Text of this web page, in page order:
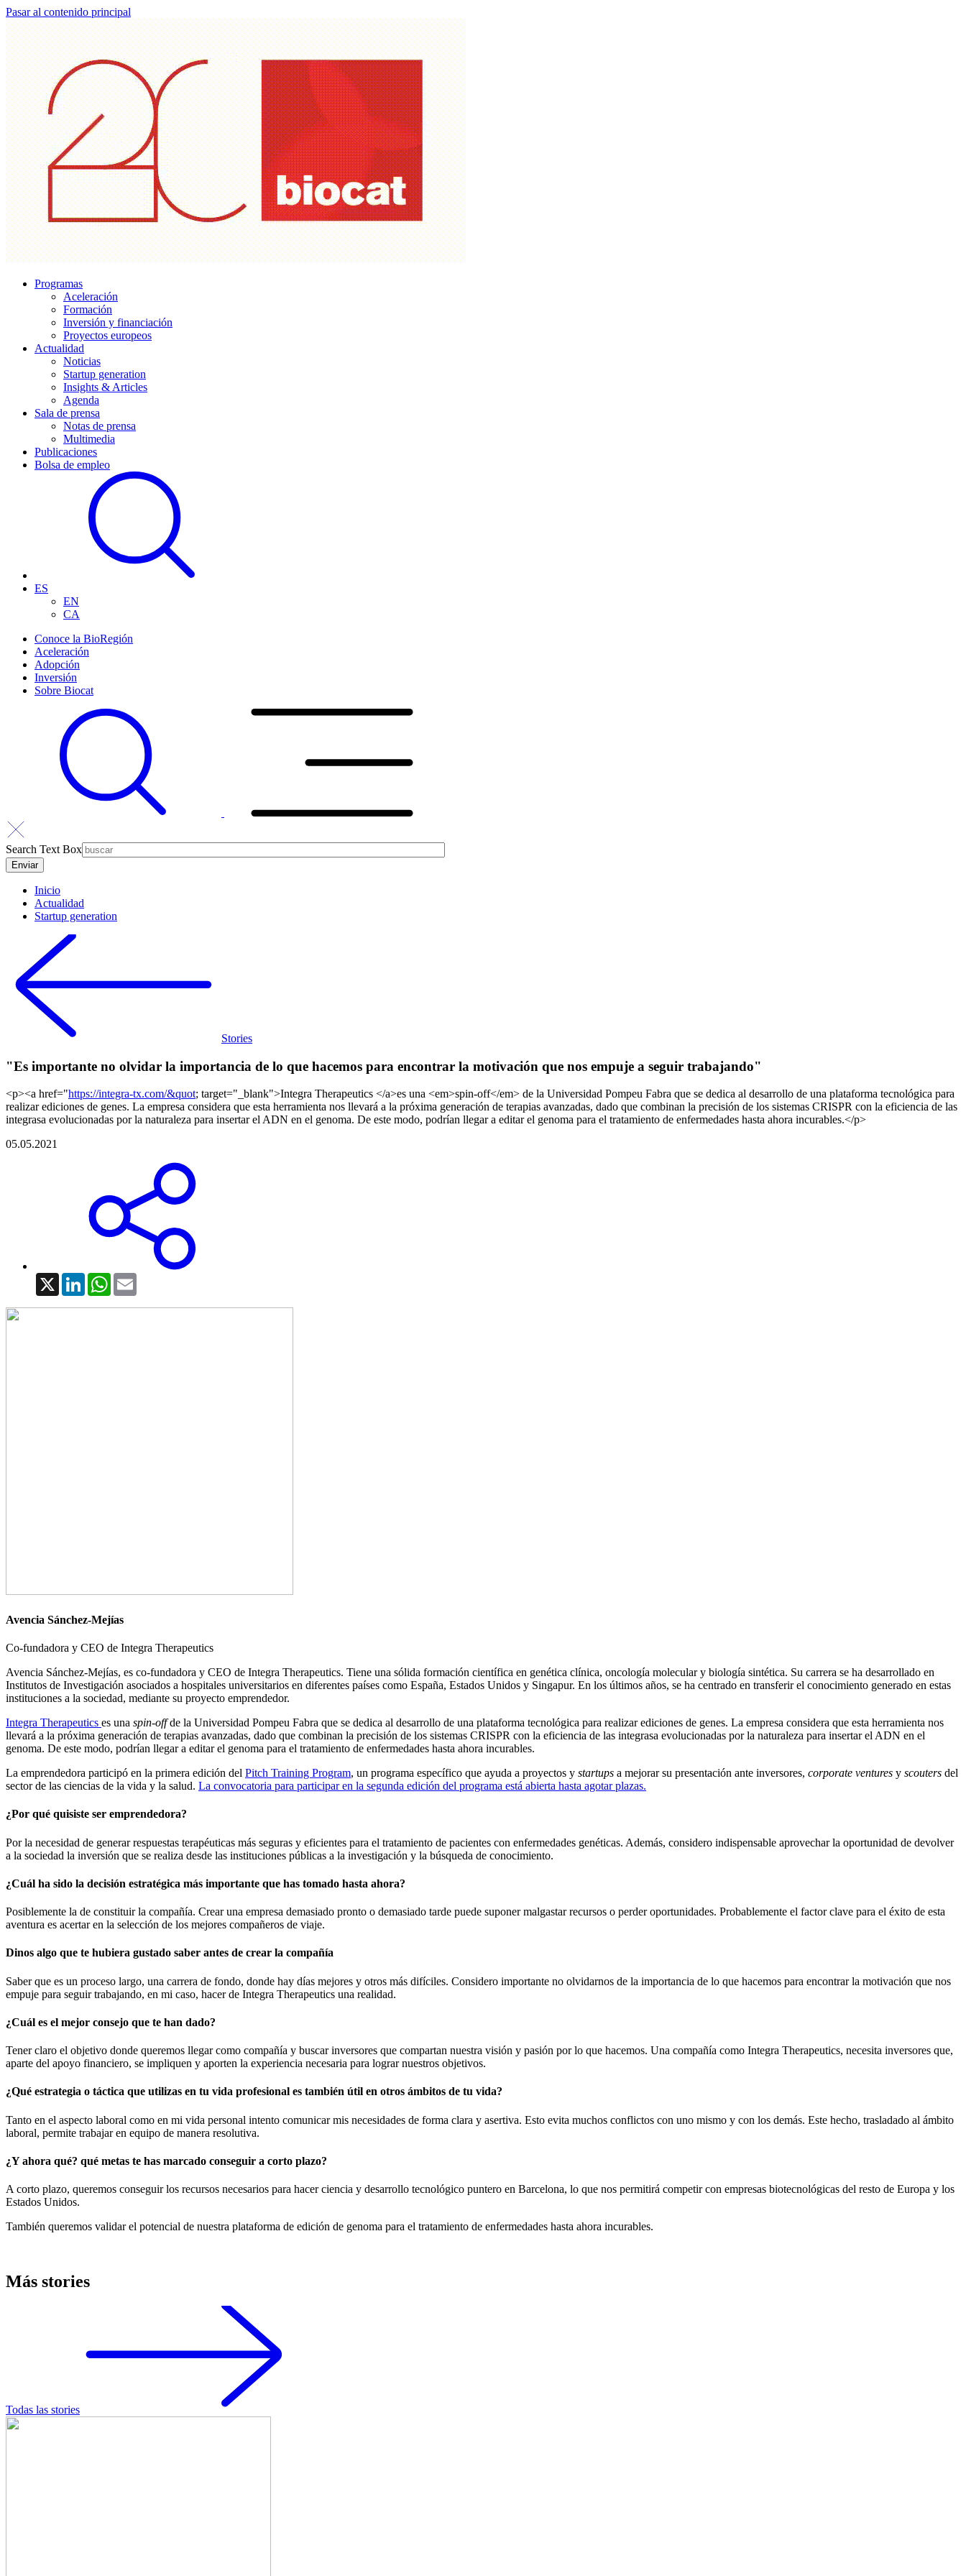
Pasar al contenido principal
Programas
Aceleración
Formación
Inversión y financiación
Proyectos europeos
Actualidad
Noticias
Startup generation
Insights & Articles
Agenda
Sala de prensa
Notas de prensa
Multimedia
Publicaciones
Bolsa de empleo
ES
EN
CA
Conoce la BioRegión
Aceleración
Adopción
Inversión
Sobre Biocat
Search Text Box
Inicio
Actualidad
Startup generation
Stories
"Es importante no olvidar la importancia de lo que hacemos para encontrar la motivación que nos empuje a seguir trabajando"
<p><a href="https://integra-tx.com/&quot; target="_blank">Integra Therapeutics </a>es una <em>spin-off</em> de la Universidad Pompeu Fabra que se dedica al desarrollo de una plataforma tecnológica para
realizar ediciones de genes. La empresa considera que esta herramienta nos llevará a la próxima generación de terapias avanzadas, dado que combinan la precisión de los sistemas CRISPR con la eficiencia de las
integrasa evolucionadas por la naturaleza para insertar el ADN en el genoma. De este modo, podrían llegar a editar el genoma para el tratamiento de enfermedades hasta ahora incurables.</p>
05.05.2021
X LinkedInWhatsApp
Avencia Sánchez-Mejías
Co-fundadora y CEO de Integra Therapeutics
Avencia Sánchez-Mejías, es co-fundadora y CEO de Integra Therapeutics. Tiene una sólida formación científica en genética clínica, oncología molecular y biología sintética. Su carrera se ha desarrollado en
Institutos de Investigación asociados a hospitales universitarios en diferentes países como España, Estados Unidos y Singapur. En los últimos años, se ha centrado en transferir el conocimiento generado en estas
instituciones a la sociedad, mediante su proyecto emprendedor.
Integra Therapeutics es una spin-offde la Universidad Pompeu Fabra que se dedica al desarrollo de una plataforma tecnológica para realizar ediciones de genes. La empresa considera que esta herramienta nos
llevará a la próxima generación de terapias avanzadas, dado que combinan la precisión de los sistemas CRISPR con la eficiencia de las integrasa evolucionadas por la naturaleza para insertar el ADN en el
genoma. De este modo, podrían llegar a editar el genoma para el tratamiento de enfermedades hasta ahora incurables.
La emprendedora participó en la primera edición del Pitch Training Program, un programa específico que ayuda a proyectos y startups a mejorar su presentación ante inversores, corporate ventures y scouters del
sector de las ciencias de la vida y la salud. La convocatoria para participar en la segunda edición del programa está abierta hasta agotar plazas.
¿Por qué quisiste ser emprendedora?
Por la necesidad de generar respuestas terapéuticas más seguras y eficientes para el tratamiento de pacientes con enfermedades genéticas. Además, considero indispensable aprovechar la oportunidad de devolver
a la sociedad la inversión que se realiza desde las instituciones públicas a la investigación y la búsqueda de conocimiento.
¿Cuál ha sido la decisión estratégica más importante que has tomado hasta ahora?
Posiblemente la de constituir la compañía. Crear una empresa demasiado pronto o demasiado tarde puede suponer malgastar recursos o perder oportunidades. Probablemente el factor clave para el éxito de esta
aventura es acertar en la selección de los mejores compañeros de viaje.
Dinos algo que te hubiera gustado saber antes de crear la compañía
Saber que es un proceso largo, una carrera de fondo, donde hay días mejores y otros más difíciles. Considero importante no olvidarnos de la importancia de lo que hacemos para encontrar la motivación que nos
empuje para seguir trabajando, en mi caso, hacer de Integra Therapeutics una realidad.
¿Cuál es el mejor consejo que te han dado?
Tener claro el objetivo donde queremos llegar como compañía y buscar inversores que compartan nuestra visión y pasión por lo que hacemos. Una compañía como Integra Therapeutics, necesita inversores que,
aparte del apoyo financiero, se impliquen y aporten la experiencia necesaria para lograr nuestros objetivos.
¿Qué estrategia o táctica que utilizas en tu vida profesional es también útil en otros ámbitos de tu vida?
Tanto en el aspecto laboral como en mi vida personal intento comunicar mis necesidades de forma clara y asertiva. Esto evita muchos conflictos con uno mismo y con los demás. Este hecho, trasladado al ámbito
laboral, permite trabajar en equipo de manera resolutiva.
¿Y ahora qué? qué metas te has marcado conseguir a corto plazo?
A corto plazo, queremos conseguir los recursos necesarios para hacer ciencia y desarrollo tecnológico puntero en Barcelona, ​​lo que nos permitirá competir con empresas biotecnológicas del resto de Europa y los
Estados Unidos.
También queremos validar el potencial de nuestra plataforma de edición de genoma para el tratamiento de enfermedades hasta ahora incurables.
Más stories
Todas las stories